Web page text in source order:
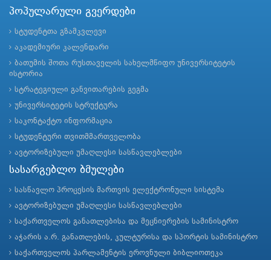
პოპულარული გვერდები
სტუდენტთა გზამკვლევი
აკადემიური კალენდარი
ბათუმის შოთა რუსთაველის სახელმწიფო უნივერსიტეტის
ისტორია
სტრატეგიული განვითარების გეგმა
უნივერსიტეტის სტრუქტურა
საკონტაქტო ინფორმაცია
სტუდენტური თვითმმართველობა
ავტორიზებული უმაღლესი სასწავლებლები
სასარგებლო ბმულები
სასწავლო პროცესის მართვის ელექტრონული სისტემა
ავტორიზებული უმაღლესი სასწავლებლები
საქართველოს განათლებისა და მეცნიერების სამინისტრო
აჭარის ა.რ. განათლების, კულტურისა და სპორტის სამინისტრო
საქართველოს პარლამენტის ეროვნული ბიბლიოთეკა